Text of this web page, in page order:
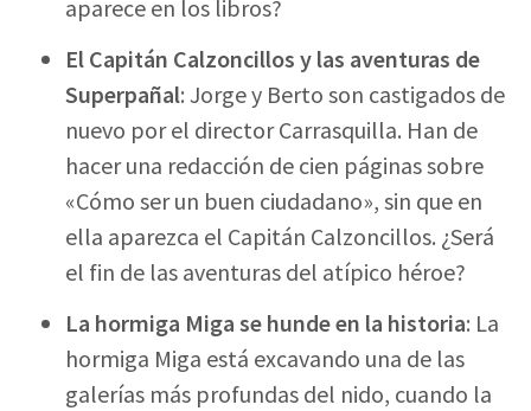
aparece en los libros?
El Capitán Calzoncillos y las aventuras de
Superpañal: Jorge y Berto son castigados de
nuevo por el director Carrasquilla. Han de
hacer una redacción de cien páginas sobre
«Cómo ser un buen ciudadano», sin que en
ella aparezca el Capitán Calzoncillos. ¿Será
el fin de las aventuras del atípico héroe?
La hormiga Miga se hunde en la historia: La
hormiga Miga está excavando una de las
galerías más profundas del nido, cuando la